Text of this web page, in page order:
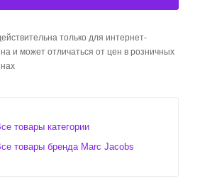
только для интернет-
и может отличаться от цен в розничных
товары категории
товары бренда Marc Jacobs